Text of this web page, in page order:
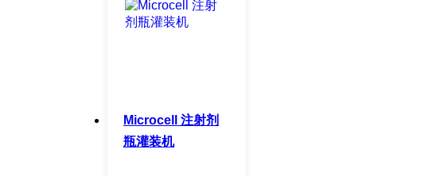
Microcell 注射剂
瓶灌装机